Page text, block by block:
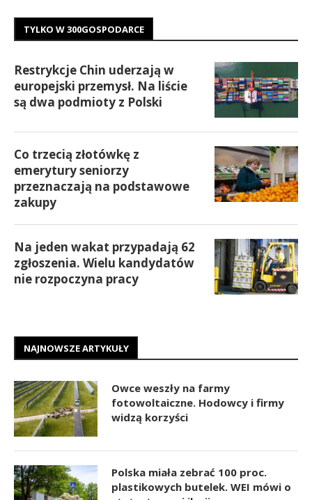
TYLKO W 300GOSPODARCE
Restrykcje Chin uderzają w
europejski przemysł. Na liście
są dwa podmioty z Polski
Co trzecią złotówkę z
emerytury seniorzy
przeznaczają na podstawowe
zakupy
Na jeden wakat przypadają 62
zgłoszenia. Wielu kandydatów
nie rozpoczyna pracy
NAJNOWSZE ARTYKUŁY
Owce weszły na farmy
fotowoltaiczne. Hodowcy i firmy
widzą korzyści
Polska miała zebrać 100 proc.
plastikowych butelek. WEI mówi o